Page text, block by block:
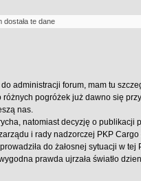
dostała te dane
administracji forum, mam tu
różnych pogróżek już dawno się
nas.
natomiast decyzję o publikacji
i rady nadzorczej PKP
do żałosnej sytuacji w tej
prawda ujrzała światło